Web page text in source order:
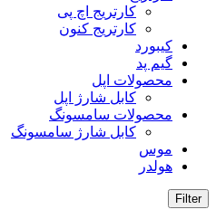
کارتریج اچ پی
کارتریج کنون
کیبورد
گیم پد
محصولات اپل
کابل شارژ اپل
محصولات سامسونگ
کابل شارژ سامسونگ
موس
هولدر
Filter